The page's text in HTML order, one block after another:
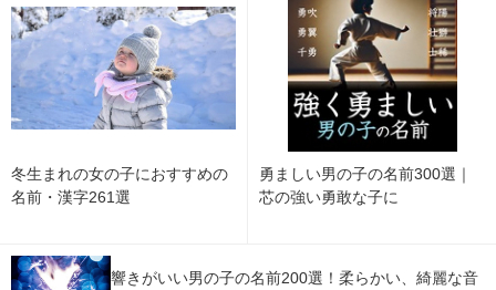
冬生まれの女の子におすすめの
名前・漢字261選
勇ましい男の子の名前300選｜
芯の強い勇敢な子に
響きがいい男の子の名前200選！柔らかい、綺麗な音